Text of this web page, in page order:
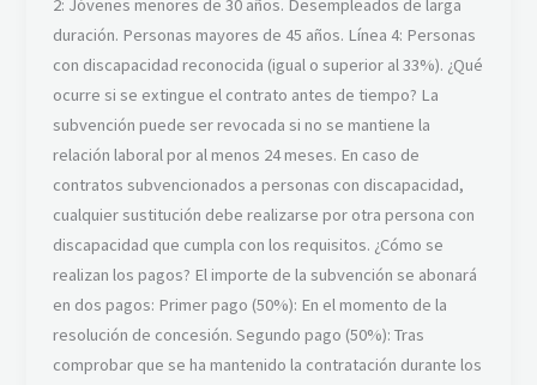
duración. Personas mayores de 45 años. Línea 4: Personas
con discapacidad reconocida (igual o superior al 33%). ¿Qué
ocurre si se extingue el contrato antes de tiempo? La
subvención puede ser revocada si no se mantiene la
relación laboral por al menos 24 meses. En caso de
contratos subvencionados a personas con discapacidad,
cualquier sustitución debe realizarse por otra persona con
discapacidad que cumpla con los requisitos. ¿Cómo se
realizan los pagos? El importe de la subvención se abonará
en dos pagos: Primer pago (50%): En el momento de la
resolución de concesión. Segundo pago (50%): Tras
comprobar que se ha mantenido la contratación durante los